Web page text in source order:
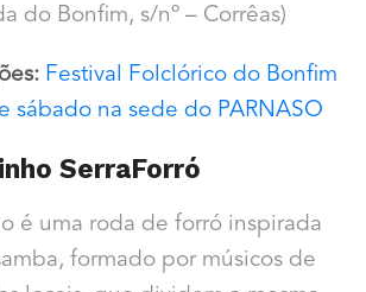
do Bonfim, s/nº – Corrêas)
Festival Folclórico do Bonfim
sábado na sede do PARNASO
SerraForró
é uma roda de forró inspirada
formado por músicos de